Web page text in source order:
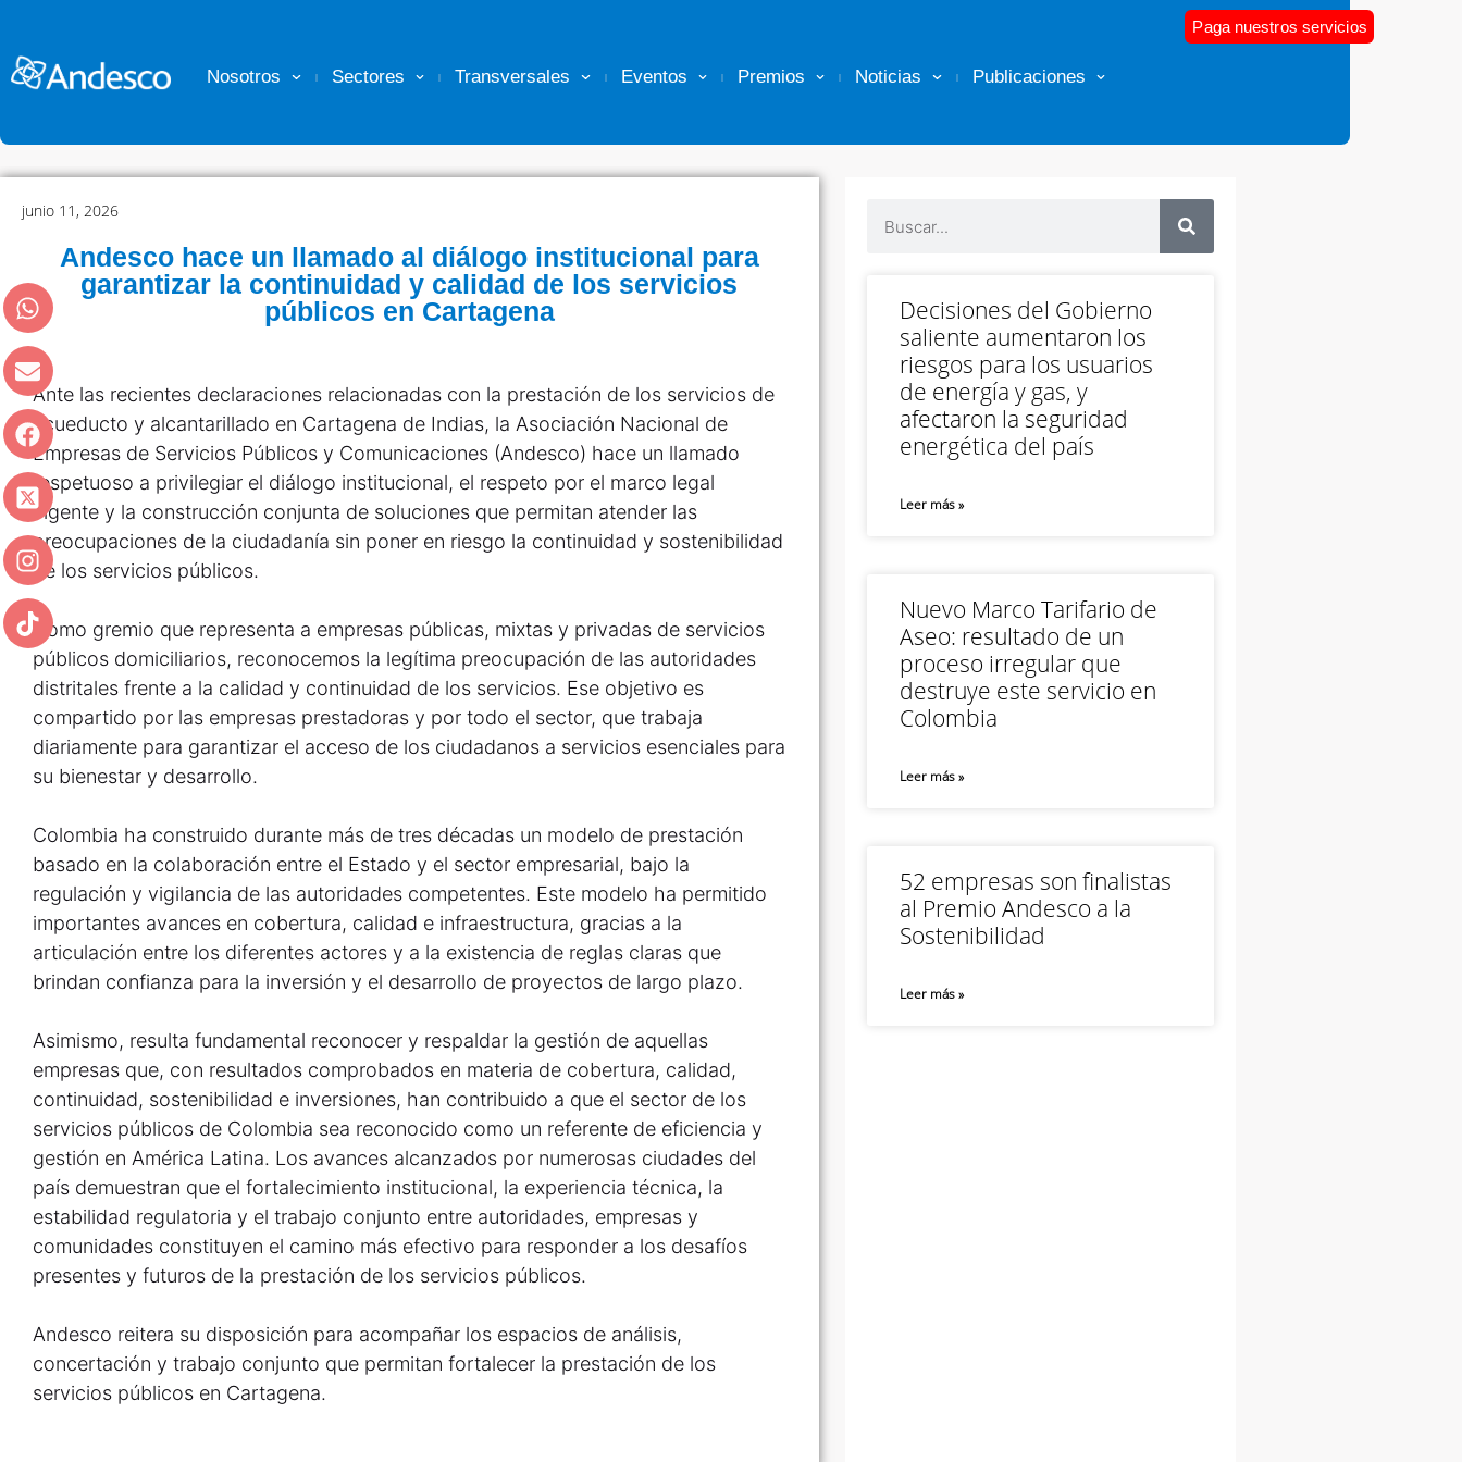
Nosotros Sectores Transversales Eventos Premios Noticias Publicaciones
Paga nuestros servicios
junio 11, 2026
Andesco hace un llamado al diálogo institucional para
garantizar la continuidad y calidad de los servicios
públicos en Cartagena
Ante las recientes declaraciones relacionadas con la prestación de los servicios de
acueducto y alcantarillado en Cartagena de Indias, la Asociación Nacional de
Empresas de Servicios Públicos y Comunicaciones (Andesco) hace un llamado
respetuoso a privilegiar el diálogo institucional, el respeto por el marco legal
vigente y la construcción conjunta de soluciones que permitan atender las
preocupaciones de la ciudadanía sin poner en riesgo la continuidad y sostenibilidad
de los servicios públicos.
Como gremio que representa a empresas públicas, mixtas y privadas de servicios
públicos domiciliarios, reconocemos la legítima preocupación de las autoridades
distritales frente a la calidad y continuidad de los servicios. Ese objetivo es
compartido por las empresas prestadoras y por todo el sector, que trabaja
diariamente para garantizar el acceso de los ciudadanos a servicios esenciales para
su bienestar y desarrollo.
Colombia ha construido durante más de tres décadas un modelo de prestación
basado en la colaboración entre el Estado y el sector empresarial, bajo la
regulación y vigilancia de las autoridades competentes. Este modelo ha permitido
importantes avances en cobertura, calidad e infraestructura, gracias a la
articulación entre los diferentes actores y a la existencia de reglas claras que
brindan confianza para la inversión y el desarrollo de proyectos de largo plazo.
Asimismo, resulta fundamental reconocer y respaldar la gestión de aquellas
empresas que, con resultados comprobados en materia de cobertura, calidad,
continuidad, sostenibilidad e inversiones, han contribuido a que el sector de los
servicios públicos de Colombia sea reconocido como un referente de eficiencia y
gestión en América Latina. Los avances alcanzados por numerosas ciudades del
país demuestran que el fortalecimiento institucional, la experiencia técnica, la
estabilidad regulatoria y el trabajo conjunto entre autoridades, empresas y
comunidades constituyen el camino más efectivo para responder a los desafíos
presentes y futuros de la prestación de los servicios públicos.
Andesco reitera su disposición para acompañar los espacios de análisis,
concertación y trabajo conjunto que permitan fortalecer la prestación de los
servicios públicos en Cartagena.
Decisiones del Gobierno
saliente aumentaron los
riesgos para los usuarios
de energía y gas, y
afectaron la seguridad
energética del país
Leer más »
Nuevo Marco Tarifario de
Aseo: resultado de un
proceso irregular que
destruye este servicio en
Colombia
Leer más »
52 empresas son finalistas
al Premio Andesco a la
Sostenibilidad
Leer más »